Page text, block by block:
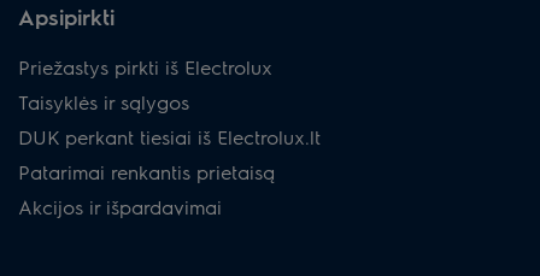
Apsipirkti
Priežastys pirkti iš Electrolux
Taisyklės ir sąlygos
DUK perkant tiesiai iš Electrolux.lt
Patarimai renkantis prietaisą
Akcijos ir išpardavimai